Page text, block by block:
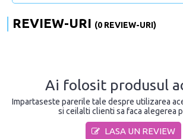
REVIEW-URI (0 REVIEW-URI)
Ai folosit produsul
Impartaseste parerile tale despre utilizarea
si ceilalti clienti sa faca alegerea
LASA UN REVIEW